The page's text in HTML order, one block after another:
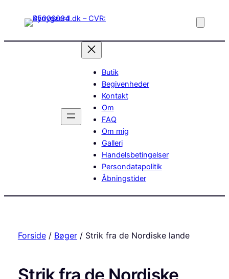
Butik
Begivenheder
Kontakt
Om
FAQ
Om mig
Galleri
Handelsbetingelser
Persondatapolitik
Åbningstider
Forside/ Bøger/ Strik fra de Nordiske lande
Strik fra de Nordiske